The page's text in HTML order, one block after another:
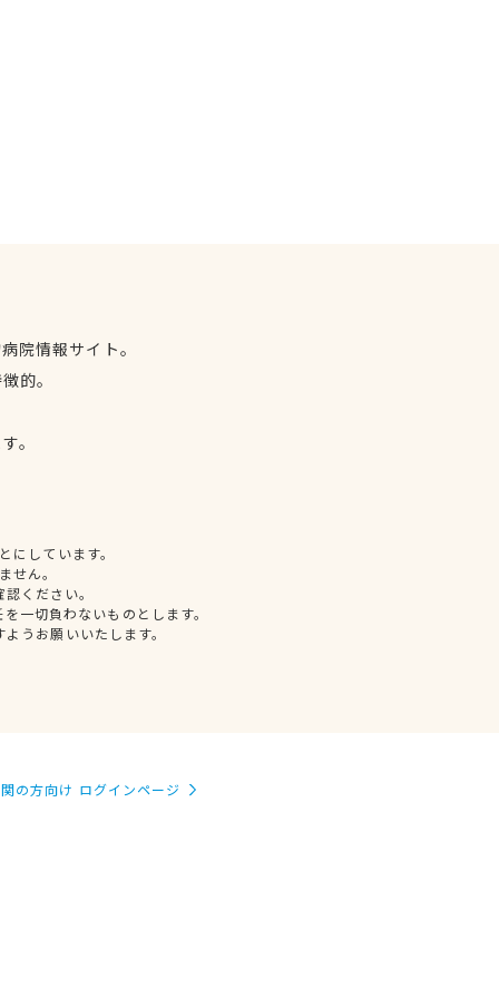
院情報サイト。
的。
。
しています。
せん。
ください。
一切負わないものとします。
うお願いいたします。
の方向け ログインページ